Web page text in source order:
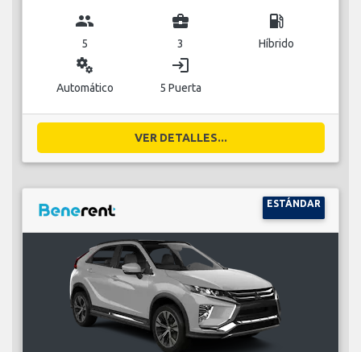
group
5
business_center
3
local_gas_station
Híbrido
miscellaneous_services
Automático
login
5 Puerta
VER DETALLES...
ESTÁNDAR